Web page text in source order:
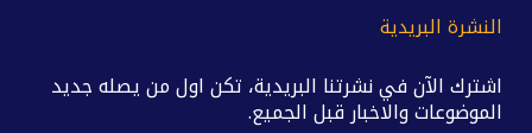
النشرة البريدية
اشترك الآن في نشرتنا البريدية، تكن اول من يصله جديد
الموضوعات والاخبار قبل الجميع.